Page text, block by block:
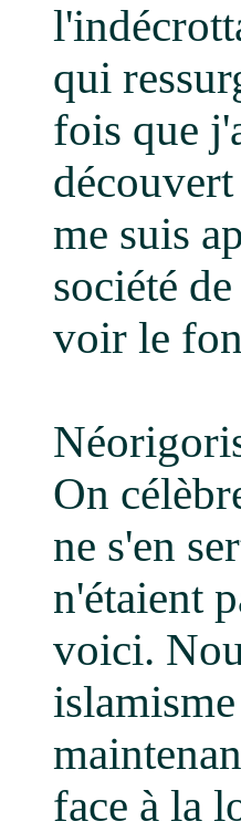
qui
fois que
me suis
société
voir le
On
ne s'en
n'étaient
voici.
face à la